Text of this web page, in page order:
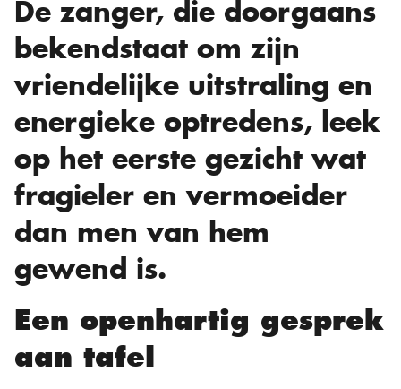
De zanger, die doorgaans
bekendstaat om zijn
vriendelijke uitstraling en
energieke optredens, leek
op het eerste gezicht wat
fragieler en vermoeider
dan men van hem
gewend is.
Een openhartig gesprek
aan tafel